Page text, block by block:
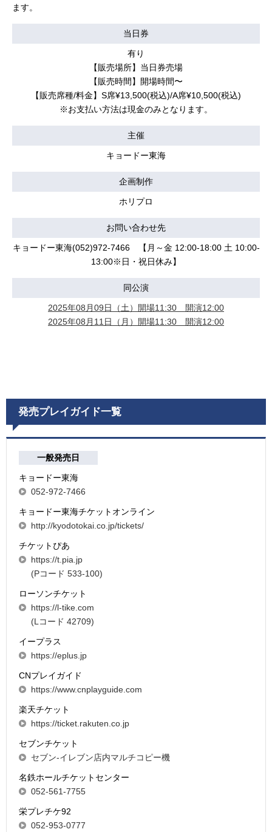
ます。
当日券
有り
【販売場所】当日券売場
【販売時間】開場時間〜
【販売席種/料金】S席¥13,500(税込)/A席¥10,500(税込)
※お支払い方法は現金のみとなります。
主催
キョードー東海
企画制作
ホリプロ
お問い合わせ先
キョードー東海(052)972-7466 【月～金 12:00-18:00 土 10:00-
13:00※日・祝日休み】
同公演
2025年08月09日（土）開場11:30 開演12:00
2025年08月11日（月）開場11:30 開演12:00
発売プレイガイド一覧
一般発売日
キョードー東海
052-972-7466
キョードー東海チケットオンライン
http://kyodotokai.co.jp/tickets/
チケットぴあ
https://t.pia.jp
(Pコード 533-100)
ローソンチケット
https://l-tike.com
(Lコード 42709)
イープラス
https://eplus.jp
CNプレイガイド
https://www.cnplayguide.com
楽天チケット
https://ticket.rakuten.co.jp
セブンチケット
セブン-イレブン店内マルチコピー機
名鉄ホールチケットセンター
052-561-7755
栄プレチケ92
052-953-0777